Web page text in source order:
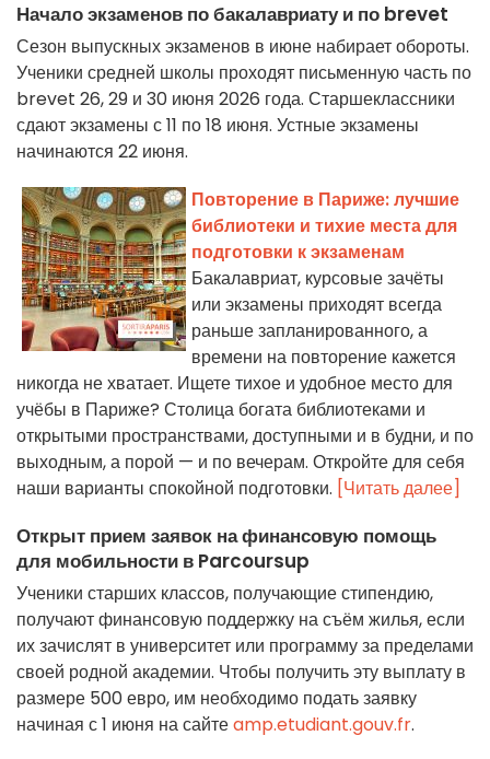
Начало экзаменов по бакалавриату и по brevet
Сезон выпускных экзаменов в июне набирает обороты.
Ученики средней школы проходят письменную часть по
brevet 26, 29 и 30 июня 2026 года. Старшеклассники
сдают экзамены с 11 по 18 июня. Устные экзамены
начинаются 22 июня.
Повторение в Париже: лучшие
библиотеки и тихие места для
подготовки к экзаменам
Бакалавриат, курсовые зачёты
или экзамены приходят всегда
раньше запланированного, а
времени на повторение кажется
никогда не хватает. Ищете тихое и удобное место для
учёбы в Париже? Столица богата библиотеками и
открытыми пространствами, доступными и в будни, и по
выходным, а порой — и по вечерам. Откройте для себя
наши варианты спокойной подготовки. [Читать далее]
Открыт прием заявок на финансовую помощь
для мобильности в Parcoursup
Ученики старших классов, получающие стипендию,
получают финансовую поддержку на съём жилья, если
их зачислят в университет или программу за пределами
своей родной академии. Чтобы получить эту выплату в
размере 500 евро, им необходимо подать заявку
начиная с 1 июня на сайтеamp.etudiant.gouv.fr.